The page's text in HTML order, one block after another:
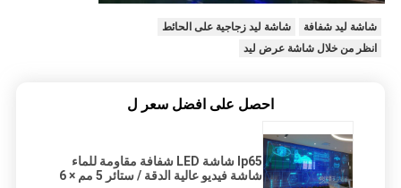
شاشة ليد شفافة
شاشة ليد زجاجية على الحائط
انظر من خلال شاشة عرض ليد
احصل على افضل سعر ل
Ip65 شاشة LED شفافة مقاومة للماء
شاشة فيديو عالية الدقة / ستائر 5 مم × 6